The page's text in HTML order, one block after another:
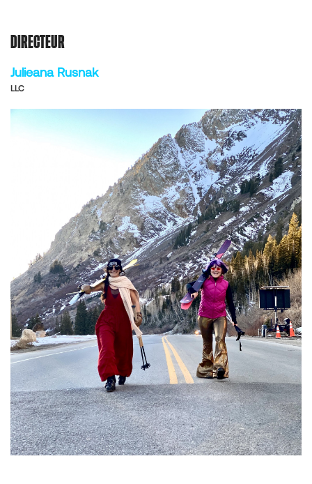
DIRECTEUR
Julieana Rusnak
LLC